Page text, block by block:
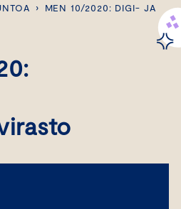
›
MEN 10/2020: DIGI- JA